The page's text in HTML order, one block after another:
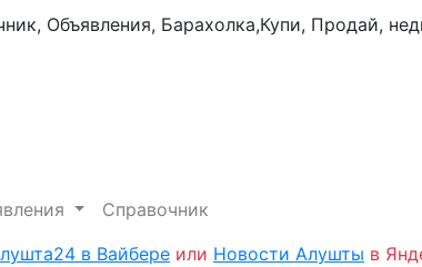
Справочник
в Вайбере или Новости Алушты в